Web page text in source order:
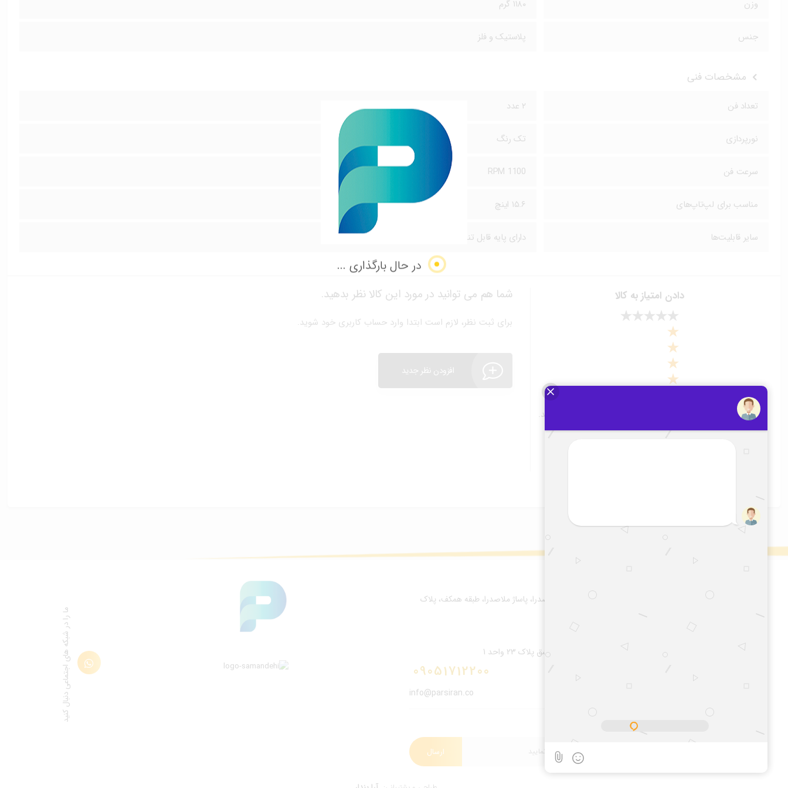
در حال بارگذاری ...
وزن ۱۱۸۰ گرم
جنس پلاستیک و فلز
مشخصات فنی
تعداد فن ۲ عدد
نورپردازی تک رنگ
سرعت فن 1100 RPM
مناسب برای لپ‌تاپ‌های ۱۵.۶ اینچ
سایر قابلیت‌ها دارای پایه قابل تنظیم
دادن امتیاز به کالا
برای ثبت امتیاز، لازم است ابتدا وارد حساب کاربری خود شوید.
شما هم می توانید در مورد این کالا نظر بدهید.
برای ثبت نظر، لازم است ابتدا وارد حساب کاربری خود شوید.
افزودن نظر جدید
شیراز: خیابان ملاصدرا، پاساژ ملاصدرا، طبقه همکف، پلاک
تهران: خیابان دمشق پلاک 23 واحد 1
09051712200
info@parsiran.co
ارسال
ما را در شبكه های اجتماعی دنبال کنید